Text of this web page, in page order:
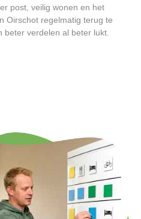
post, veilig wonen en het
Oirschot regelmatig terug te
beter verdelen al beter lukt.